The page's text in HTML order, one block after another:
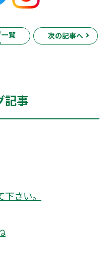
覧 次の記事へ
記事
さい。